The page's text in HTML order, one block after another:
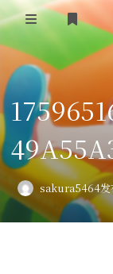
首页
VPS评测
AI绘画
教程
图库
sakura5464